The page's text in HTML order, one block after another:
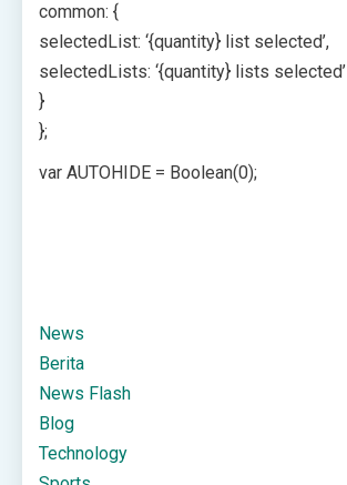
common: {
selectedList: ‘{quantity} list selected’,
selectedLists: ‘{quantity} lists selected’
}
};
var AUTOHIDE = Boolean(0);
News
Berita
News Flash
Blog
Technology